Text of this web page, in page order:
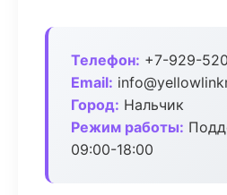
Телефон: +7-929-
Email:
Город: Нальчик
Режим работы:
09:00-18:00